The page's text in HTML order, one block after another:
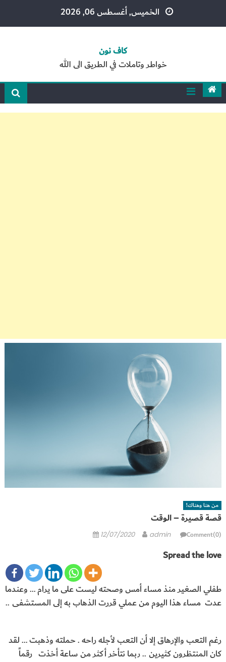
الخميس, أغسطس 06, 2026
كاف نون
خواطر وتاملات في الطريق الى الله
من هنا وهناك!
قصة قصيرة – الوقت
Posted 12/07/2020Author admin Comment(0)
Spread the love
طفلي الصغير منذ مساء أمس وصحته ليست على ما يرام … وعندما
عدت مساء هذا اليوم من عملي قررت الذهاب به إلى المستشفى ..
رغم التعب والإرهاق إلا أن التعب لأجله راحه . حملته وذهبت … لقد
كان المنتظرون كثيرين .. ربما نتأخر أكثر من ساعة أخذت رقماً